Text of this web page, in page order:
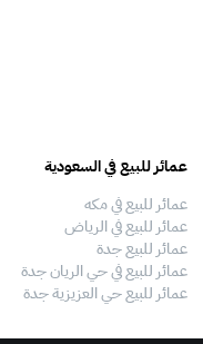
عمائر للبيع في السعودية
عمائر للبيع في مكه
عمائر للبيع في الرياض
عمائر للبيع جدة
عمائر للبيع في حي الريان جدة
عمائر للبيع حي العزيزية جدة